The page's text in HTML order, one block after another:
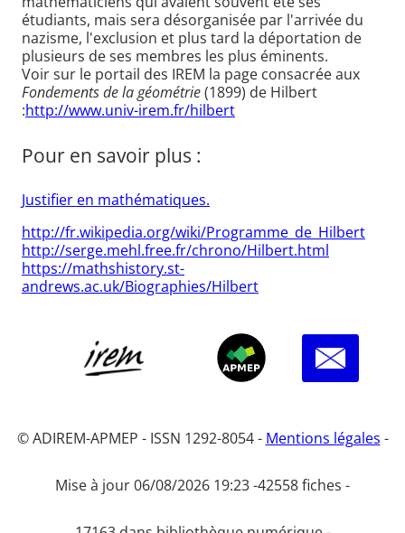
étudiants, mais sera désorganisée par l'arrivée du
nazisme, l'exclusion et plus tard la déportation de
plusieurs de ses membres les plus éminents.
Voir sur le portail des IREM la page consacrée aux
Fondements de la géométrie(1899) de Hilbert
:http://www.univ-irem.fr/hilbert
Pour en savoir plus :
Justifier en mathématiques.
http://fr.wikipedia.org/wiki/Programme_de_Hilbert
http://serge.mehl.free.fr/chrono/Hilbert.html
https://mathshistory.st-
andrews.ac.uk/Biographies/Hilbert
© ADIREM-APMEP - ISSN 1292-8054 - Mentions légales -
Mise à jour 06/08/2026 19:23 -42558 fiches -